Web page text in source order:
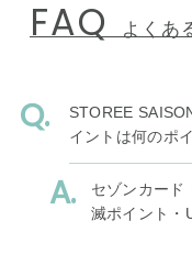
FAQ よくあ
STOREE
イントは何のポ
セゾンカード
滅ポイント・